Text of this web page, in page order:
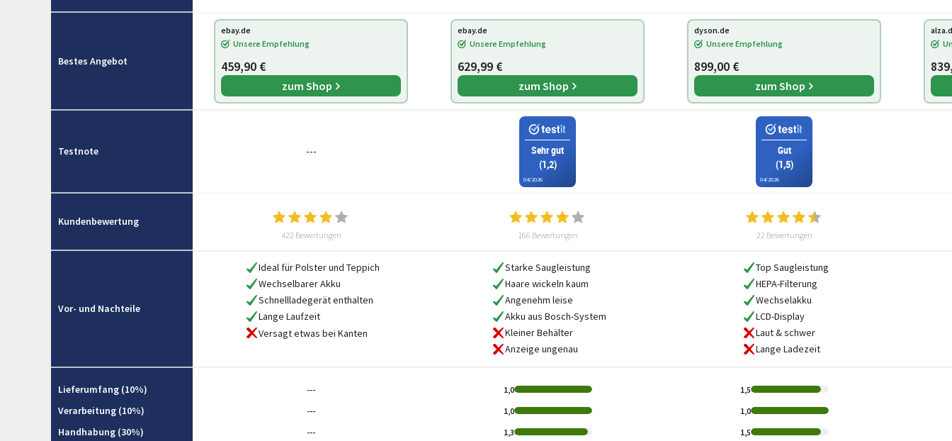
Bestes Angebot
ebay.de
Unsere Empfehlung
459,90 €
zum Shop
ebay.de
Unsere Empfehlung
629,99 €
zum Shop
dyson.de
Unsere Empfehlung
899,00 €
zum Shop
Testnote ---
Sehr gut
(1,2)
04/2026
Gut
(1,5)
04/2026
Kundenbewertung
422 Bewertungen 166 Bewertungen 22 Bewertungen
Vor- und Nachteile
Ideal für Polster und Teppich
Wechselbarer Akku
Schnellladegerät enthalten
Lange Laufzeit
Versagt etwas bei Kanten
Starke Saugleistung
Haare wickeln kaum
Angenehm leise
Akku aus Bosch-System
Kleiner Behälter
Anzeige ungenau
Top Saugleistung
HEPA-Filterung
Wechselakku
LCD-Display
Laut & schwer
Lange Ladezeit
Lieferumfang (10%) --- 1,0 1,5
Verarbeitung (10%) --- 1,0 1,0
Handhabung (30%) --- 1,3 1,5